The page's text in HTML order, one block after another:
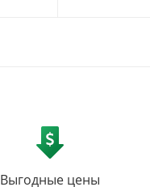
Выгодные цены